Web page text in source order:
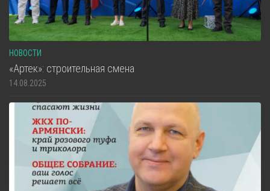
НОВОСТИ
«Артек»: строительная смена
14.08.2025